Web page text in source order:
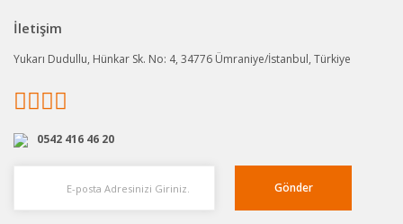
İletişim
Yukarı Dudullu, Hünkar Sk. No: 4, 34776 Ümraniye/İstanbul, Türkiye
0542 416 46 20
Gönder